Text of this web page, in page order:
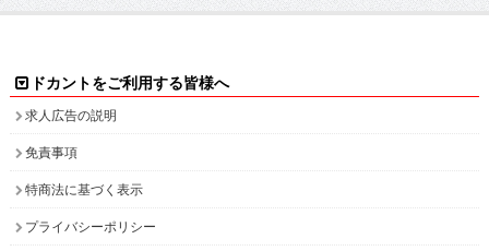
ドカントをご利用する皆様へ
求人広告の説明
免責事項
特商法に基づく表示
プライバシーポリシー